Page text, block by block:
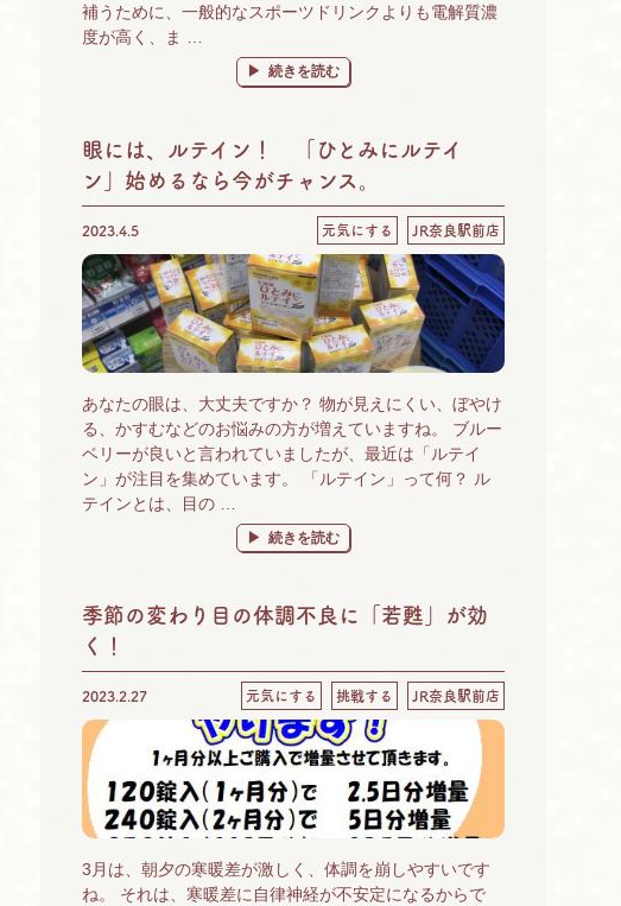
補うために、一般的なスポーツドリンクよりも電解質濃
度が高く、ま …
“経口補水液とスポーツドリンクの違い。脱水状態に
続きを読む
眼には、ルテイン！ 「ひとみにルテイ
ン」始めるなら今がチャンス。
2023.4.5 元気にする JR奈良駅前店
あなたの眼は、大丈夫ですか？ 物が見えにくい、ぼやけ
る、かすむなどのお悩みの方が増えていますね。 ブルー
ベリーが良いと言われていましたが、最近は「ルテイ
ン」が注目を集めています。 「ルテイン」って何？ ル
テインとは、目の …
“眼には、ルテイン！ 「ひとみにルテイン」始めるな
続きを読む
季節の変わり目の体調不良に「若甦」が効
く！
2023.2.27 元気にする 挑戦する JR奈良駅前店
3月は、朝夕の寒暖差が激しく、体調を崩しやすいです
ね。 それは、寒暖差に自律神経が不安定になるからで